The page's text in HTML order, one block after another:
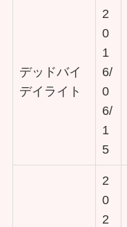
デッドバイ
デイライト
2
0
1
6/
0
6/
1
5
2
0
2